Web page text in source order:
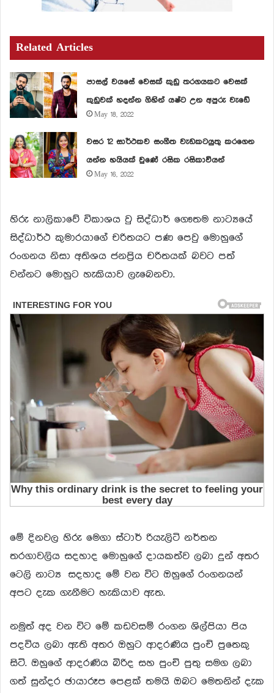
Related Articles
පාසල් වයසේ වෙසක් කුඩු තරගයකට වෙසක්
කුඩුවක් හදන්න ගිහින් යෂ්ට උන අපුරු වැඩේ
May 18, 2022
වසර 12 සාර්ථකව සංගීත වැඩකටයුතු කරගෙන
යන්න හයියක් වුණේ රසික රසිකාවියන්
May 16, 2022
හිරු නාලිකාවේ විකාශය වු සිද්ධාර් ගෞතම නාට්‍යයේ
සිද්ධාර්ථ කුමාරයාගේ චරිතයට පණ පෙවු මොහුගේ
රංගනය නිසා අතිශය ජනප්‍රිය චරිතයක් බවට පත්
වන්නට මොහුට හැකියාව ලැබෙනවා.
මේ දිනවල හිරු මෙගා ස්ටාර් රියැලිටි නර්තන
තරගාවලිය සදහාද මොහුගේ දායකත්ව ලබා දුන් අතර
ටෙලි නාට්‍ය සදහාද මේ වන විට ඔහුගේ රංගනයන්
අපට දැක ගැනීමට හැකියාව ඇත.
නමුත් අද වන විට මේ කඩවසම් රංගන ශිල්පියා පිය
පදවිය ලබා ඇති අතර ඔහුට ආදරණිය පුංචි පුතෙකු
සිටි. ඔහුගේ ආදරණිය බිරිද සහ පුංචි පුතු සමග ලබා
ගත් සුන්දර ඡායාරූප පෙළක් තමයි ඔබට මෙතනින් දැක